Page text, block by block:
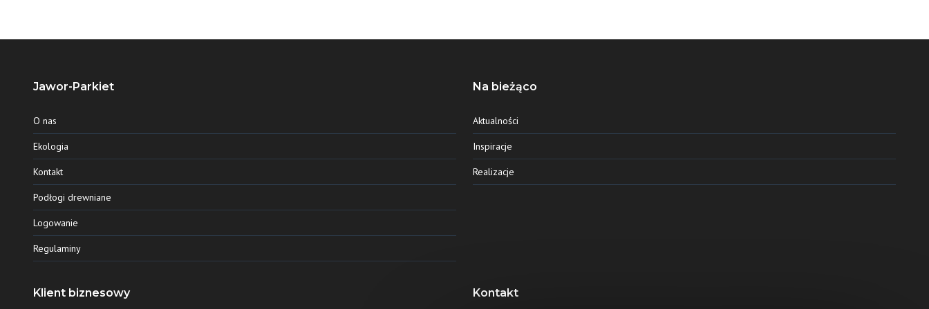
Jawor-Parkiet
O nas
Ekologia
Kontakt
Podłogi drewniane
Logowanie
Regulaminy
Na bieżąco
Aktualności
Inspiracje
Realizacje
Klient biznesowy Kontakt